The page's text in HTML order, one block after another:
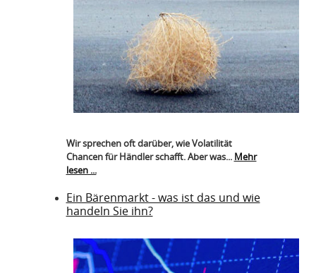
Wir sprechen oft darüber, wie Volatilität
Chancen für Händler schafft. Aber was... Mehr
lesen ...
Ein Bärenmarkt - was ist das und wie
handeln Sie ihn?